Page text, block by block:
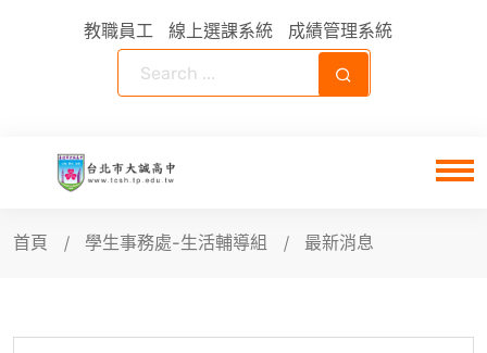
教職員工 線上選課系統 成績管理系統
首頁 學生事務處-生活輔導組 最新消息